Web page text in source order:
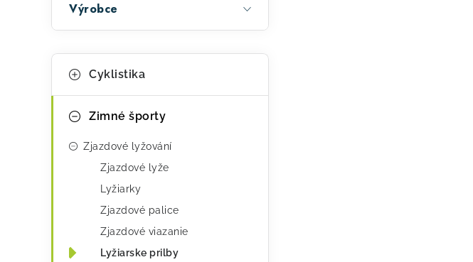
Výrobce
Preskočiť
kategórie
K
a
Cyklistika
Zimné športy
Zjazdové lyžování
Zjazdové lyže
Lyžiarky
Zjazdové palice
Zjazdové viazanie
Lyžiarske prilby